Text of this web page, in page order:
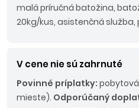
malá príručná batožina,
20kg/kus, asistenčná
V cene nie sú zahrnuté
Povinné príplatky:
mieste). Odporúčaný